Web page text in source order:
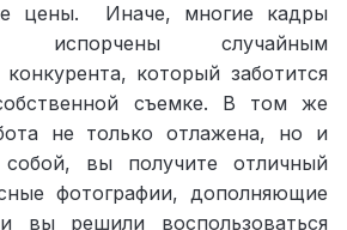
цены. Иначе, многие кадры
случайным
который заботится
съемке. В том же
не только отлажена, но и
вы получите отличный
фотографии, дополняющие
вы решили воспользоваться